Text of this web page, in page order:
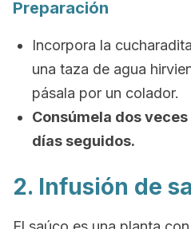
Preparación
Incorpora la
una taza de agua
pásala por un colador.
Consúmela dos
días seguidos.
2. Infusión de